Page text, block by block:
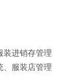
装进销存管理
、服装店管理